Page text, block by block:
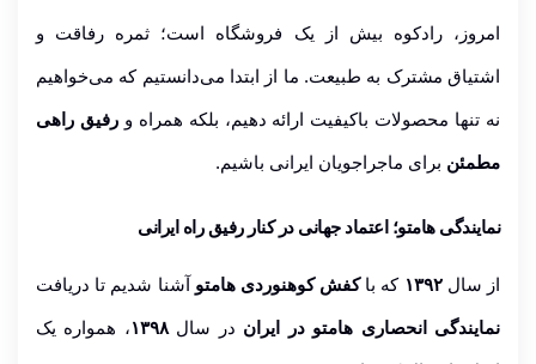
امروز، رادکوه بیش از یک فروشگاه است؛ ثمره رفاقت و
اشتیاق مشترک به طبیعت. ما از ابتدا می‌دانستیم که می‌خواهیم
نه تنها محصولات باکیفیت ارائه دهیم، بلکه همراه ورفیق راهی
مطمئن برای ماجراجویان ایرانی باشیم.
نمایندگی هامتو؛ اعتماد جهانی در کنار رفیق راه ایرانی
از سال۱۳۹۲ که باکفش کوهنوردی هامتو آشنا شدیم تا دریافت
نمایندگی انحصاری هامتو در ایران در سال۱۳۹۸، همواره یک